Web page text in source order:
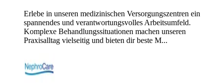
Erlebe in unseren medizinischen Versorgungszentren ein
spannendes und verantwortungsvolles Arbeitsumfeld.
Komplexe Behandlungssituationen machen unseren
Praxisalltag vielseitig und bieten dir beste M...